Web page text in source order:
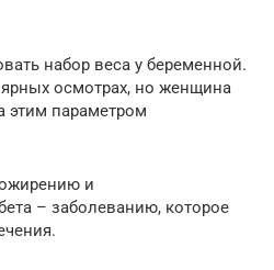
набор веса у беременной.
осмотрах, но женщина
этим параметром
и
– заболеванию, которое